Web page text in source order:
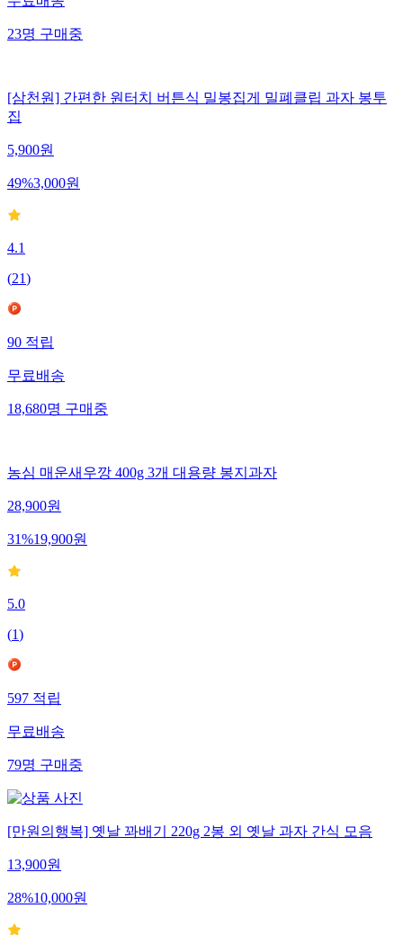
무료배송
23명구매중
[삼천원] 간편한 원터치 버튼식 밀봉집게 밀폐클립 과자 봉투
집
5,900원
49%3,000원
4.1
(21)
90적립
무료배송
18,680명구매중
농심 매운새우깡 400g 3개 대용량 봉지과자
28,900원
31%19,900원
5.0
(1)
597적립
무료배송
79명구매중
[만원의행복] 옛날 꽈배기 220g 2봉 외 옛날 과자 간식 모음
13,900원
28%10,000원